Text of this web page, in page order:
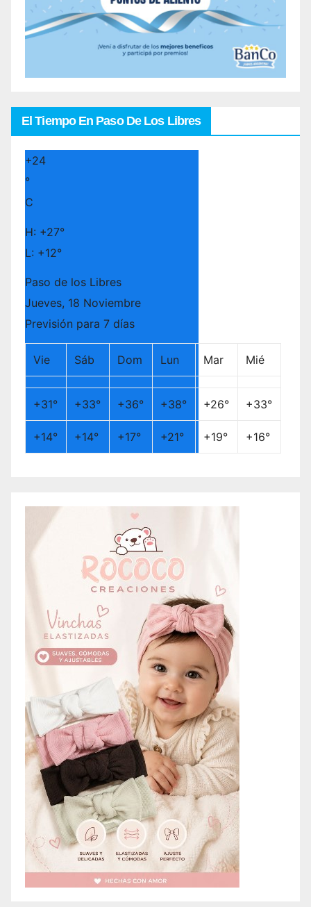
El Tiempo En Paso De Los Libres
+24
°
C
H: +27°
L: +12°
Paso de los Libres
Jueves, 18 Noviembre
Previsión para 7 días
Vie Sáb Dom Lun Mar Mié
+31° +33° +36° +38° +26° +33°
+14° +14° +17° +21° +19° +16°